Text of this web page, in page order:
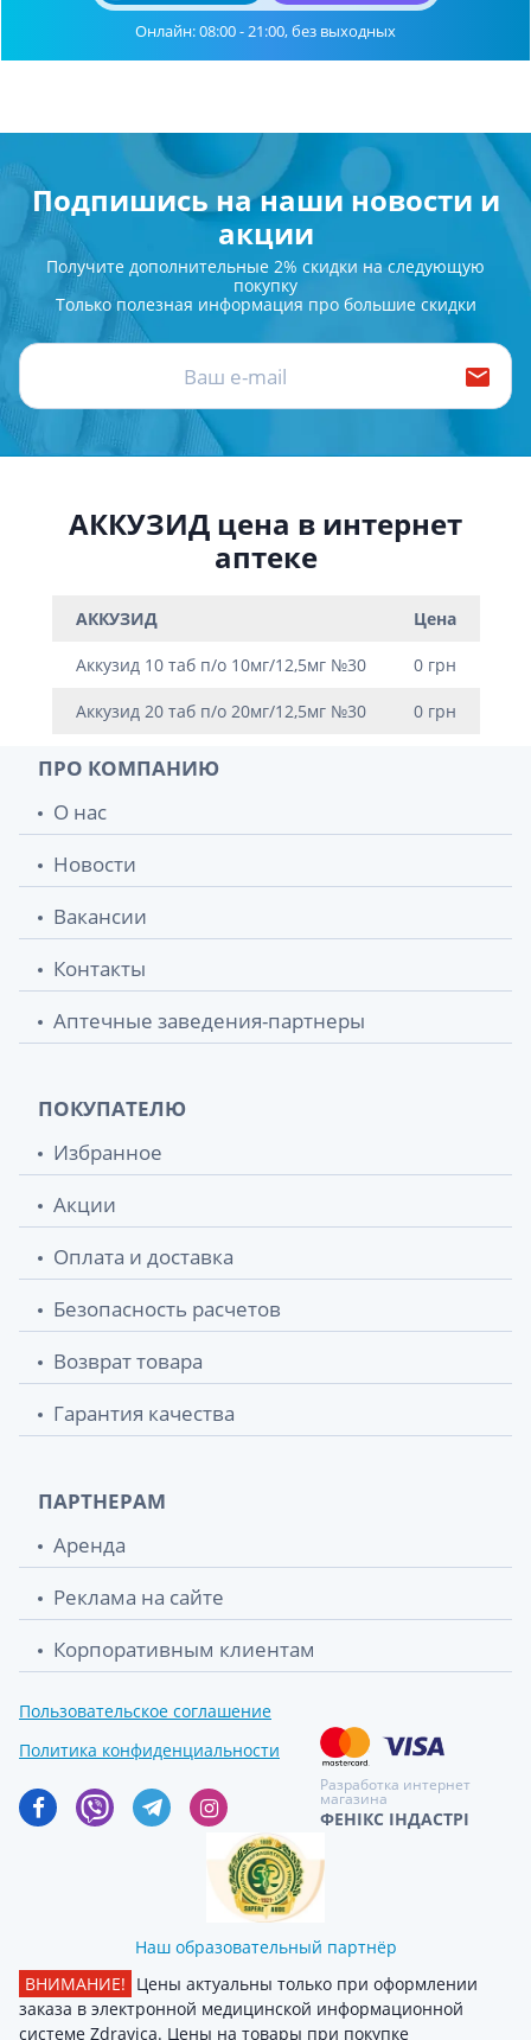
Онлайн: 08:00 - 21:00, без выходных
Подпишись на наши новости и
акции
Получите дополнительные 2% скидки на следующую
покупку
Только полезная информация про большие скидки
АККУЗИД цена в интернет
аптеке
АККУЗИД Цена
Аккузид 10 таб п/о 10мг/12,5мг №30 0 грн
Аккузид 20 таб п/о 20мг/12,5мг №30 0 грн
ПРО КОМПАНИЮ
О нас
Новости
Вакансии
Контакты
Аптечные заведения-партнеры
ПОКУПАТЕЛЮ
Избранное
Акции
Оплата и доставка
Безопасность расчетов
Возврат товара
Гарантия качества
ПАРТНЕРАМ
Аренда
Реклама на сайте
Корпоративным клиентам
Пользовательское соглашение
Политика конфиденциальности
Разработка интернет
магазина
ФЕНІКС ІНДАСТРІ
Наш образовательный партнёр
ВНИМАНИЕ! Цены актуальны только при оформлении
заказа в электронной медицинской информационной
системе Zdravica. Цены на товары при покупке